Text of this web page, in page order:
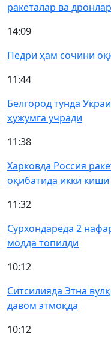
ракеталар ва
14:09
Педри ҳам сочини
11:44
Белгород тунда
ҳужумга учради
11:38
Харковда Россия
оқибатида икки киши
11:32
Сурхондарёда 2
модда топилди
10:12
Ситсилияда Этна
давом этмоқда
10:12